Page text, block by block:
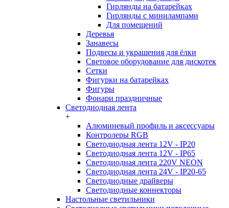
Гирлянды на батарейках
Гирлянды с минилампами
Для помещений
Деревья
Занавесы
Подвесы и украшения для ёлки
Световое оборудование для дискотек
Сетки
Фигурки на батарейках
Фигуры
Фонари праздничные
Светодиодная лента
+
Алюминевый профиль и аксессуары
Контролеры RGB
Светодиодная лента 12V - IP20
Светодиодная лента 12V - IP65
Светодиодная лента 220V NEON
Светодиодная лента 24V - IP20-65
Светодиодные драйверы
Светодиодные коннекторы
Настольные светильники